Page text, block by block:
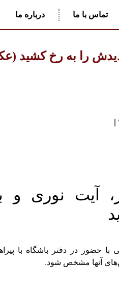
تماس با ما درباره ما
را به رخ کشید
آیت نوری و
با حضور در دفتر باشگاه با
آنها ‏مشخص شود.